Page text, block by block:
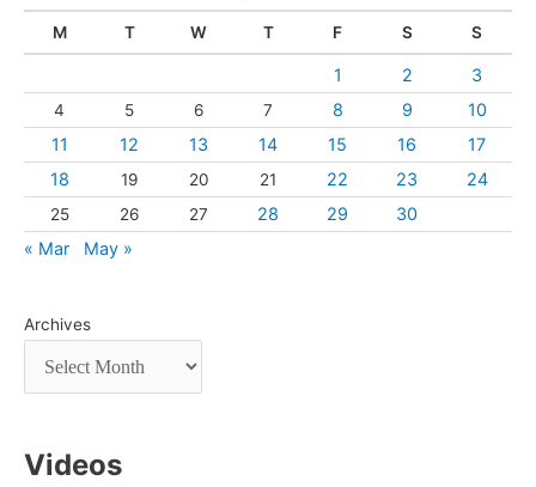
M T W T F S S
1 2 3
4 5 6 7 8 9
10
11
12 13 14 15 16
17
18
19 20 21 22 23 24
25 26 27 28 29
30
« Mar
May »
Archives
Videos